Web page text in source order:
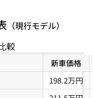
（現行モデル）
較
新車価格
198.2万円